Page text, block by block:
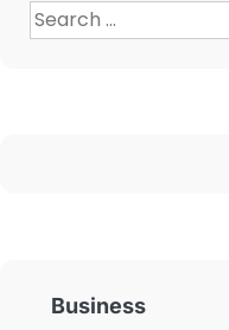
Business